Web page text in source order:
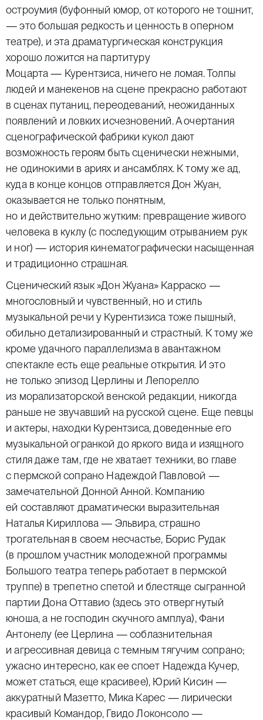
остроумия (буфонный юмор, от которого не тошнит,
— это большая редкость и ценность в оперном
театре), и эта драматургическая конструкция
хорошо ложится на партитуру
Моцарта — Курентзиса, ничего не ломая. Толпы
людей и манекенов на сцене прекрасно работают
в сценах путаниц, переодеваний, неожиданных
появлений и ловких исчезновений. А очертания
сценографической фабрики кукол дают
возможность героям быть сценически нежными,
не одинокими в ариях и ансамблях. К тому же ад,
куда в конце концов отправляется Дон Жуан,
оказывается не только понятным,
но и действительно жутким: превращение живого
человека в куклу (с последующим отрыванием рук
и ног) — история кинематографически насыщенная
и традиционно страшная.
Сценический язык »Дон Жуана» Карраско —
многословный и чувственный, но и стиль
музыкальной речи у Курентизиса тоже пышный,
обильно детализированный и страстный. К тому же
кроме удачного параллелизма в авантажном
спектакле есть еще реальные открытия. И это
не только эпизод Церлины и Лепорелло
из морализаторской венской редакции, никогда
раньше не звучавший на русской сцене. Еще певцы
и актеры, находки Курентзиса, доведенные его
музыкальной огранкой до яркого вида и изящного
стиля даже там, где не хватает техники, во главе
с пермской сопрано Надеждой Павловой —
замечательной Донной Анной. Компанию
ей составляют драматически выразительная
Наталья Кириллова — Эльвира, страшно
трогательная в своем несчастье, Борис Рудак
(в прошлом участник молодежной программы
Большого театра теперь работает в пермской
труппе) в трепетно спетой и блестяще сыгранной
партии Дона Оттавио (здесь это отвергнутый
юноша, а не господин скучного амплуа), Фани
Антонелу (ее Церлина — соблазнительная
и агрессивная девица с темным тягучим сопрано;
ужасно интересно, как ее споет Надежда Кучер,
может статься, еще красивее), Юрий Кисин —
аккуратный Мазетто, Мика Карес — лирически
красивый Командор, Гвидо Локонсоло —